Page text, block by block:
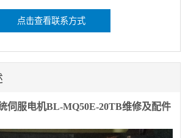
点击查看联系方式
伺服电机BL-MQ50E-20TB维修及配件